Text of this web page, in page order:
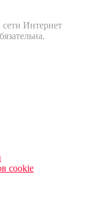
Интернет
cookie